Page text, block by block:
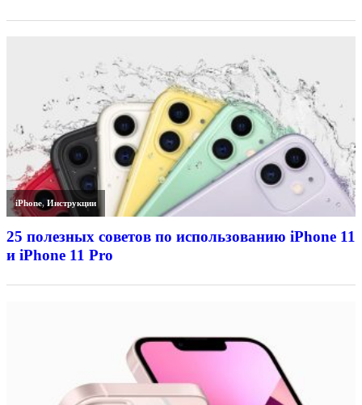
iPhone,Инструкции
25 полезных советов по использованию iPhone 11
и iPhone 11 Pro